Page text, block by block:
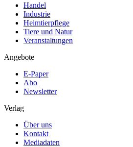
Handel
Industrie
Heimtierpflege
Tiere und Natur
Veranstaltungen
Angebote
E-Paper
Abo
Newsletter
Verlag
Über uns
Kontakt
Mediadaten